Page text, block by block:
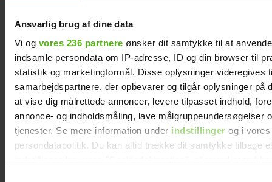
Ansvarlig brug af dine data
Vi og vores 236 partnere ønsker dit samtykke til at
indsamle persondata om IP-adresse, ID og din browser til
statistik og marketingformål. Disse oplysninger videregives
samarbejdspartnere, der opbevarer og tilgår oplysninger på
at vise dig målrettede annoncer, levere tilpasset indhold,
annonce- og indholdsmåling, lave målgruppeundersøgelser
tjenester. Se mere information under indstillinger og i vores
persondatapolitik. Du kan altid trække dit samtykke tilbage
Jesper Buch afslører ukendt fortid: "På et
tidspunkt var der en skillevej"